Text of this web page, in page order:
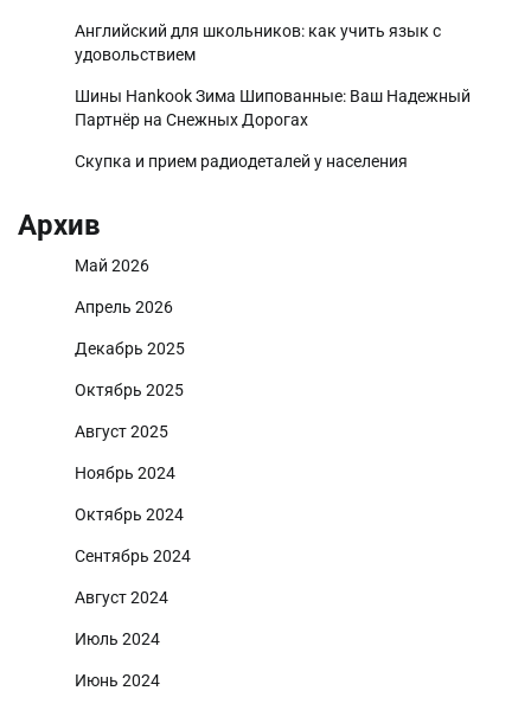
Английский для школьников: как учить язык с
удовольствием
Шины Hankook Зима Шипованные: Ваш Надежный
Партнёр на Снежных Дорогах
Скупка и прием радиодеталей у населения
Архив
Май 2026
Апрель 2026
Декабрь 2025
Октябрь 2025
Август 2025
Ноябрь 2024
Октябрь 2024
Сентябрь 2024
Август 2024
Июль 2024
Июнь 2024